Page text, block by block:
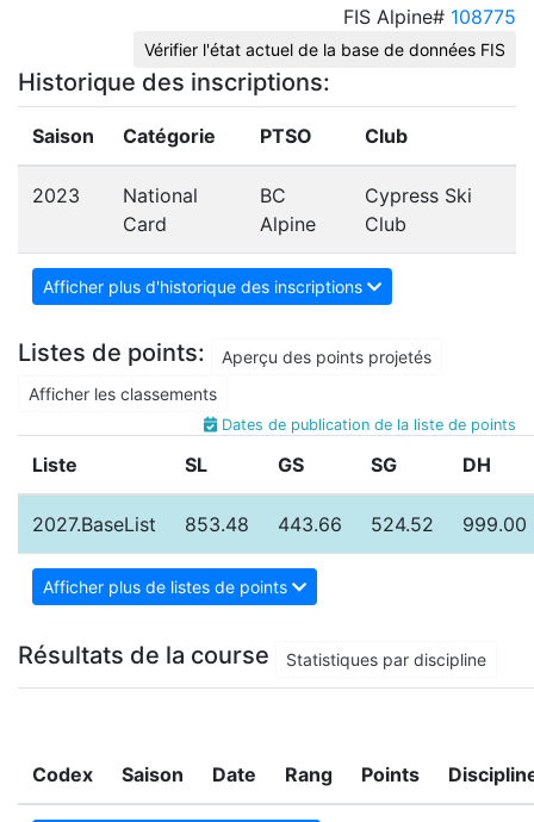
FIS Alpine# 108775
Vérifier l'état actuel de la base de données FIS
Historique des inscriptions:
Saison Catégorie PTSO Club
2023
National
Card
BC
Alpine
Cypress Ski
Club
Afficher plus d'historique des inscriptions
Listes de points:
Aperçu des points projetés
Afficher les classements
Dates de publication de la liste de points
Liste SL GS SG DH
2027.BaseList 853.48 443.66 524.52 999.00
Afficher plus de listes de points
Résultats de la course Statistiques par discipline
Codex Saison Date Rang Points